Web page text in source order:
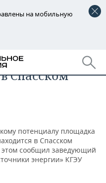
на мобильную
в Татарстане
Спасском
потенциалу площадка
в Спасском
сообщил заведующий
энергии» КГЭУ